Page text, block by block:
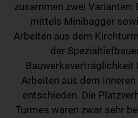
zusammen zwei Varianten:
mittels Minibagger
Arbeiten aus dem
der
Bauwerksverträglichkeit
Arbeiten aus dem
entschieden. Die
Turmes waren zwar sehr